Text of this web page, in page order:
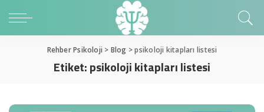
Rehber Psikoloji > Blog >psikoloji kitapları listesi
Etiket:psikoloji kitapları listesi